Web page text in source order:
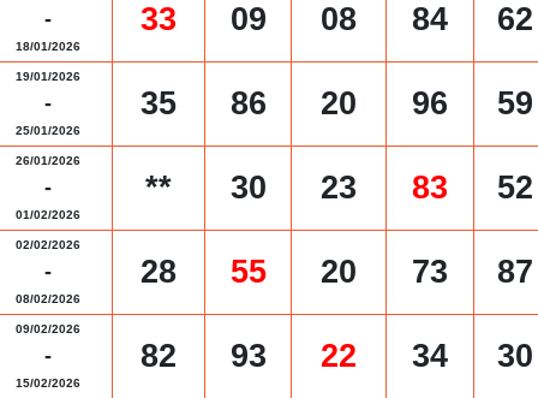
-
18/01/2026
33 09 08 84 62
19/01/2026
-
25/01/2026
35 86 20 96 59
26/01/2026
-
01/02/2026
** 30 23 83 52
02/02/2026
-
08/02/2026
28 55 20 73 87
09/02/2026
-
15/02/2026
82 93 22 34 30